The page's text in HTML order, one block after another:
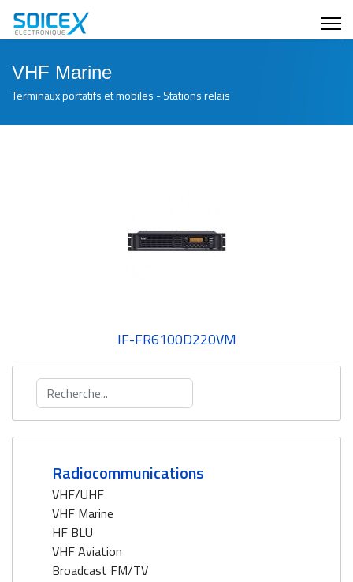
VHF Marine
Terminaux portatifs et mobiles - Stations relais
IF-FR6100D220VM
Rechercher
Radiocommunications
VHF/UHF
VHF Marine
HF BLU
VHF Aviation
Broadcast FM/TV